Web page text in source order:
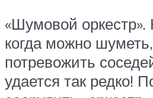
«Шумовой оркестр».
когда можно
потревожить
удается так редко!